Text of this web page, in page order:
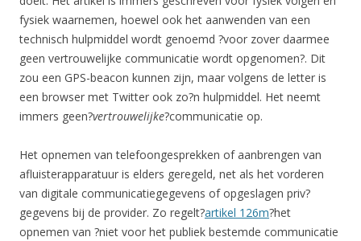
fysiek waarnemen, hoewel ook het aanwenden van een
technisch hulpmiddel wordt genoemd ?voor zover daarmee
geen vertrouwelijke communicatie wordt opgenomen?. Dit
zou een GPS-beacon kunnen zijn, maar volgens de letter is
een browser met Twitter ook zo?n hulpmiddel. Het neemt
immers geen?vertrouwelijke?communicatie op.
Het opnemen van telefoongesprekken of aanbrengen van
afluisterapparatuur is elders geregeld, net als het vorderen
van digitale communicatiegegevens of opgeslagen priv?
gegevens bij de provider. Zo regelt?artikel 126m?het
opnemen van ?niet voor het publiek bestemde communicatie